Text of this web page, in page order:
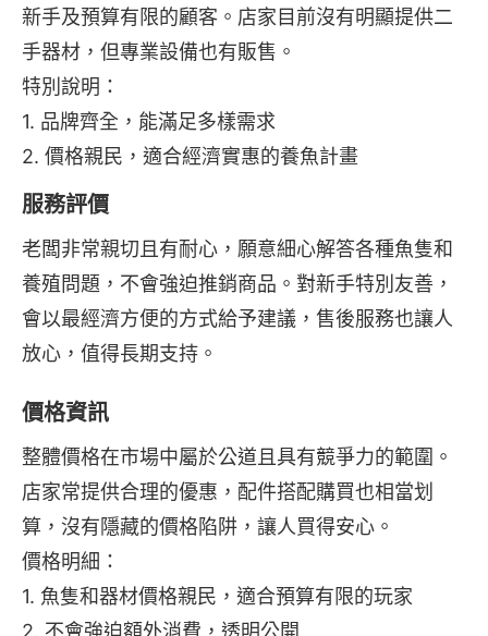
新手及預算有限的顧客。店家目前沒有明顯提供二
手器材，但專業設備也有販售。
特別說明：
1. 品牌齊全，能滿足多樣需求
2. 價格親民，適合經濟實惠的養魚計畫
服務評價
老闆非常親切且有耐心，願意細心解答各種魚隻和
養殖問題，不會強迫推銷商品。對新手特別友善，
會以最經濟方便的方式給予建議，售後服務也讓人
放心，值得長期支持。
價格資訊
整體價格在市場中屬於公道且具有競爭力的範圍。
店家常提供合理的優惠，配件搭配購買也相當划
算，沒有隱藏的價格陷阱，讓人買得安心。
價格明細：
1. 魚隻和器材價格親民，適合預算有限的玩家
2. 不會強迫額外消費，透明公開